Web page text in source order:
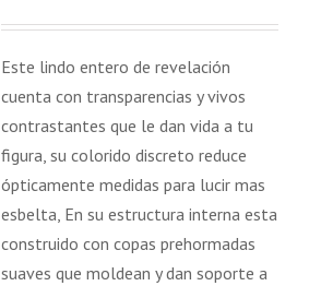
Este lindo entero de revelación
cuenta con transparencias y vivos
contrastantes que le dan vida a tu
figura, su colorido discreto reduce
ópticamente medidas para lucir mas
esbelta, En su estructura interna esta
construido con copas prehormadas
suaves que moldean y dan soporte a